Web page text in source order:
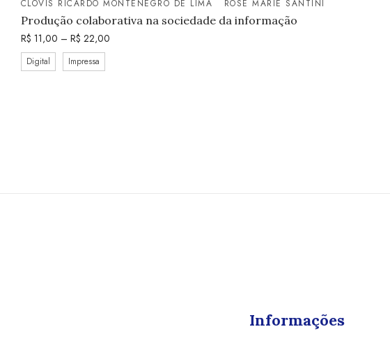
CLÓVIS RICARDO MONTENEGRO DE LIMA ROSE MARIE SANTINI
Produção colaborativa na sociedade da informação
R$ 11,00 – R$ 22,00
Digital Impressa
Informações